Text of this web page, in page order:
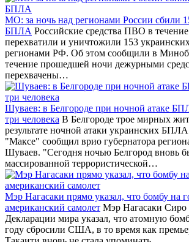
МО: за ночь над регионами России сбили
БПЛА Российские средства ПВО в
перехватили и уничтожили 153
регионами РФ. Об этом сообщили в
течение прошедшей ночи дежурными
перехвачены…
Шуваев: в Белгороде при ночной атаке
три человека В Белгороде трое мирных
результате ночной атаки украинских
"Максе" сообщил врио губернатора
Шуваев. "Сегодня ночью Белгород вновь
массированной террористической…
Мэр Нагасаки прямо указал, что бомбу на
американский самолет Мэр Нагасаки Сиро
Декларации мира указал, что атомную
году сбросили США, в то время как